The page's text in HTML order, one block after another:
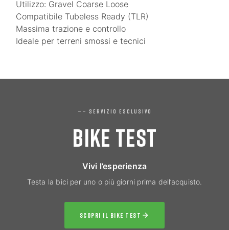
Utilizzo: Gravel Coarse Loose
Compatibile Tubeless Ready (TLR)
Massima trazione e controllo
Ideale per terreni smossi e tecnici
—— SERVIZIO ESCLUSIVO
BIKE TEST
Vivi l’esperienza
Testa la bici per uno o più giorni prima dell’acquisto.
SCOPRI IL BIKE TEST